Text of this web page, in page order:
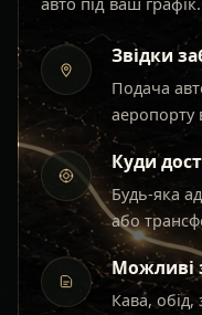
Звідки
Подача
аеропорту
Куди
Будь-яка
або
Можливі
Кава, обід,